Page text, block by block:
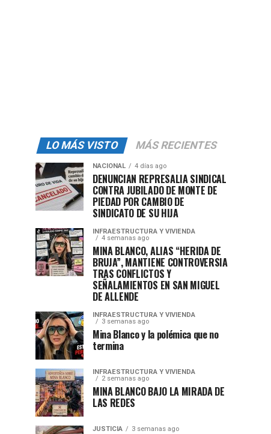
LO MÁS VISTO MÁS RECIENTES
NACIONAL 4 días ago
DENUNCIAN REPRESALIA SINDICAL
CONTRA JUBILADO DE MONTE DE
PIEDAD POR CAMBIO DE
SINDICATO DE SU HIJA
INFRAESTRUCTURA Y VIVIENDA
4 semanas ago
MINA BLANCO, ALIAS “HERIDA DE
BRUJA”, MANTIENE CONTROVERSIA
TRAS CONFLICTOS Y
SEÑALAMIENTOS EN SAN MIGUEL
DE ALLENDE
INFRAESTRUCTURA Y VIVIENDA
3 semanas ago
Mina Blanco y la polémica que no
termina
INFRAESTRUCTURA Y VIVIENDA
2 semanas ago
MINA BLANCO BAJO LA MIRADA DE
LAS REDES
JUSTICIA 3 semanas ago